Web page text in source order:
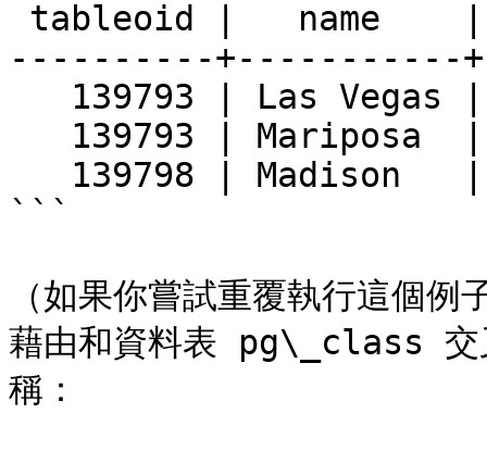
----------+-----------
```
（如果你嘗試重覆執行這個
藉由和資料表 pg\_class 交
稱：